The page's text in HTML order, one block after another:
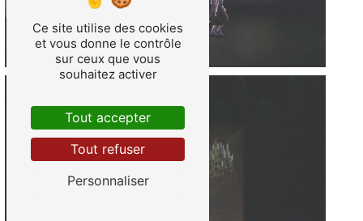
Ce site utilise des cookies
et vous donne le contrôle
sur ceux que vous
souhaitez activer
Tout accepter
Tout refuser
Personnaliser